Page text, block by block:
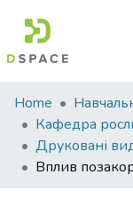
Communities
&
Collections
Home
Кафедра